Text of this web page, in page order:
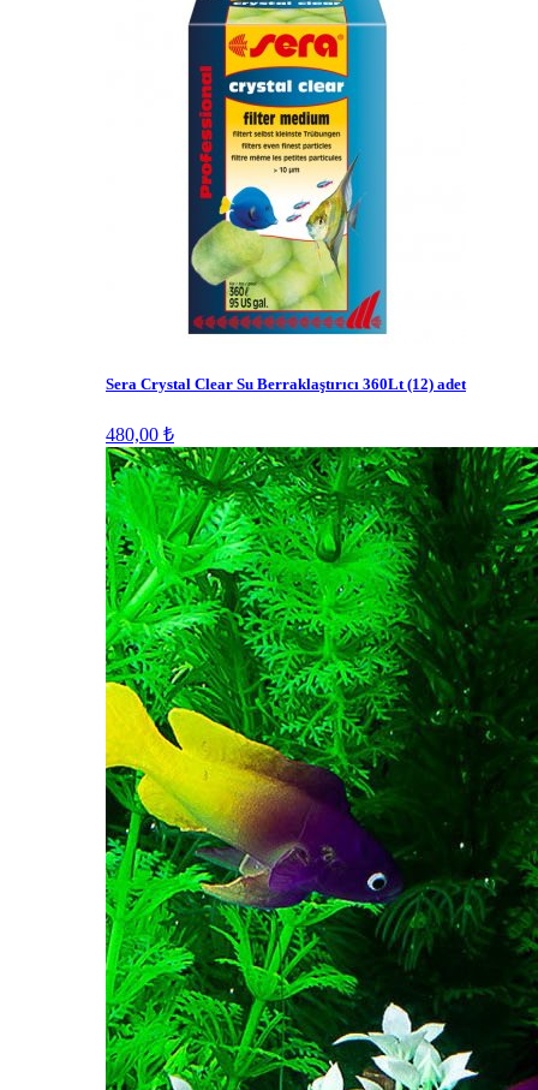
Sera Crystal Clear Su Berraklaştırıcı 360Lt (12) adet
480,00 ₺